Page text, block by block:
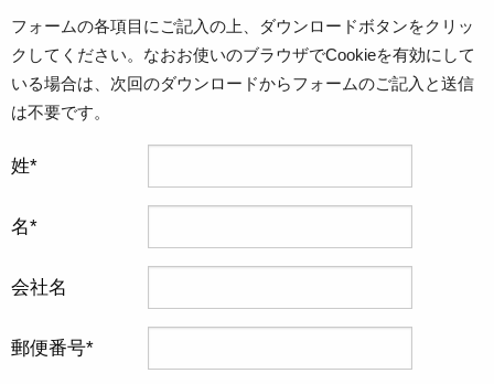
フォームの各項目にご記入の上、ダウンロードボタンをクリッ
クしてください。なおお使いのブラウザでCookieを有効にして
いる場合は、次回のダウンロードからフォームのご記入と送信
は不要です。
姓
名
会社名
郵便番号